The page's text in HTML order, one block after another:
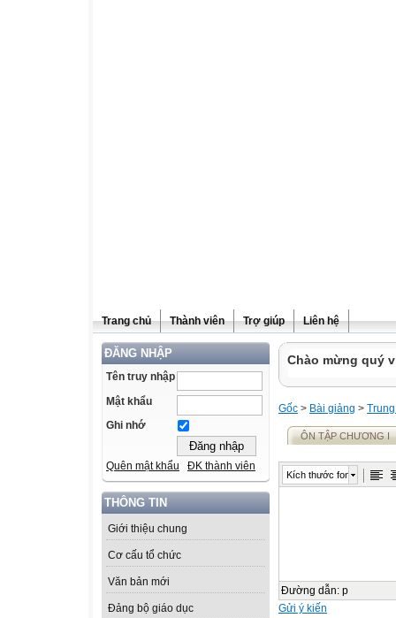
Trang chủ Thành viên Trợ giúp Liên hệ
ĐĂNG NHẬP
Tên truy nhập
Mật khẩu
Ghi nhớ
Quên mật khẩu ĐK thành viên
THÔNG TIN
Giới thiệu chung
Cơ cấu tổ chức
Văn bản mới
Đảng bộ giáo dục
Chào mừng quý
Gốc > Bài giảng >
ÔN TẬP CHƯƠNG I
Kích thước font
Đường dẫn: p
Gửi ý kiến